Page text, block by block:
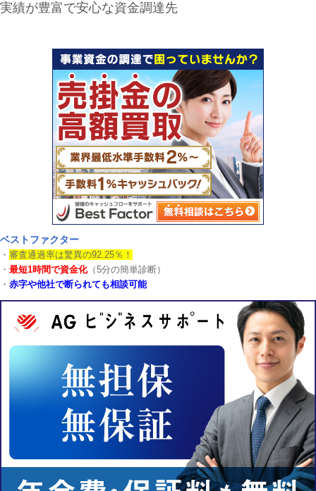
実績が豊富で安心な資金調達先
ベストファクター
・ 審査通過率は驚異の92.25％！
・ 最短1時間で資金化（5分の簡単診断）
・ 赤字や他社で断られても相談可能